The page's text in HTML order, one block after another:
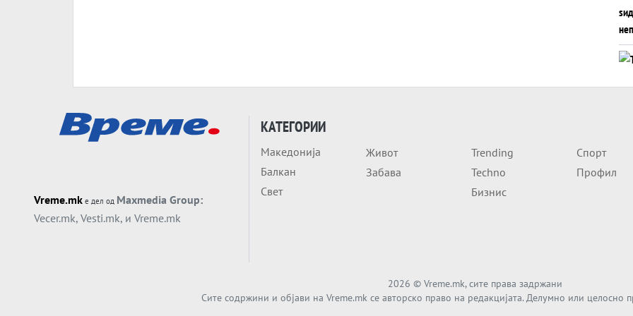
Vreme.mk е дел од Maxmedia Group:
Vecer.mk, Vesti.mk, и Vreme.mk
КАТЕГОРИИ
Македонија
Балкан
Свет
Живот
Забава
Trending
Techno
Бизнис
Спорт
Профил
2026 © Vreme.mk, сите права задржани
Сите содржини и објави на Vreme.mk се авторско право на редакцијата. Делумно или целосно